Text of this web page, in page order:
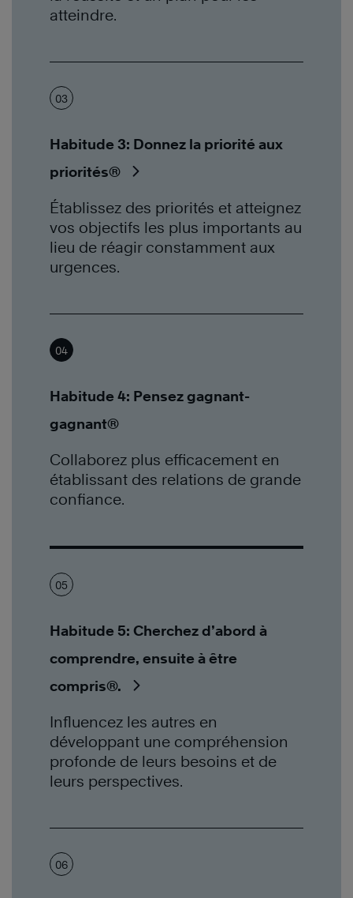
atteindre.
03
Habitude 3: Donnez la priorité aux
priorités®
Établissez des priorités et atteignez
vos objectifs les plus importants au
lieu de réagir constamment aux
urgences.
04
Habitude 4: Pensez gagnant-
gagnant®
Collaborez plus efficacement en
établissant des relations de grande
confiance.
05
Habitude 5: Cherchez d’abord à
comprendre, ensuite à être
compris®.
Influencez les autres en
développant une compréhension
profonde de leurs besoins et de
leurs perspectives.
06